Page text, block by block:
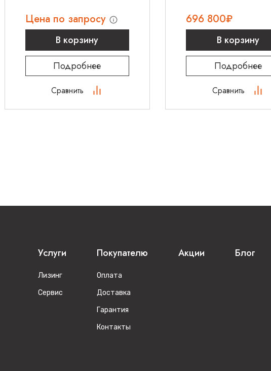
Цена по запросу
В корзину
Подробнее
Сравнить
696 800₽
В корзину
Подробнее
Сравнить
Услуги
Лизинг
Сервис
Покупателю
Оплата
Доставка
Гарантия
Контакты
Акции Блог